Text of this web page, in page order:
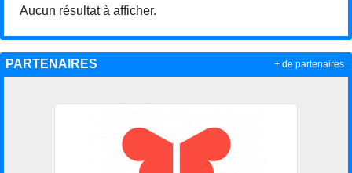
Aucun résultat à afficher.
PARTENAIRES + de partenaires